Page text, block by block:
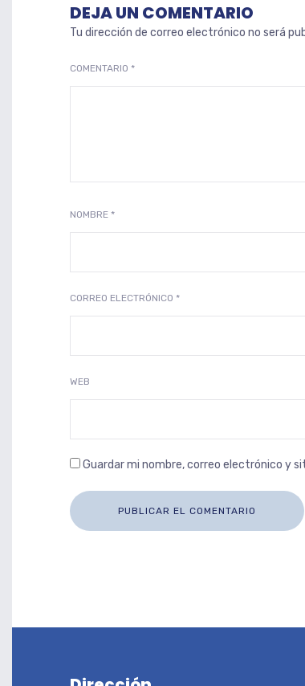
DEJA UN COMENTARIO
Tu dirección de correo electrónico no será
COMENTARIO *
NOMBRE *
CORREO ELECTRÓNICO *
WEB
Guardar mi nombre, correo electrónico y